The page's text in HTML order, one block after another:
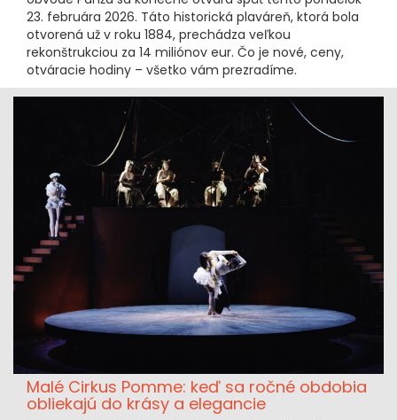
23. februára 2026. Táto historická plaváreň, ktorá bola
otvorená už v roku 1884, prechádza veľkou
rekonštrukciou za 14 miliónov eur. Čo je nové, ceny,
otváracie hodiny – všetko vám prezradíme.
Malé Cirkus Pomme: keď sa ročné obdobia
obliekajú do krásy a elegancie